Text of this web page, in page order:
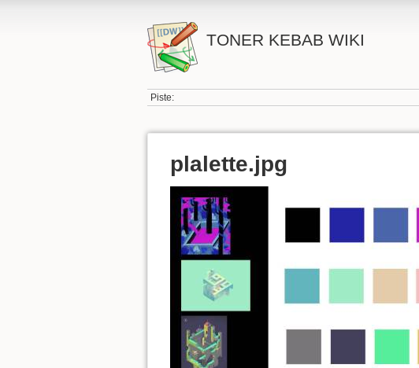
TONER KEBAB WIKI
Piste:
plalette.jpg